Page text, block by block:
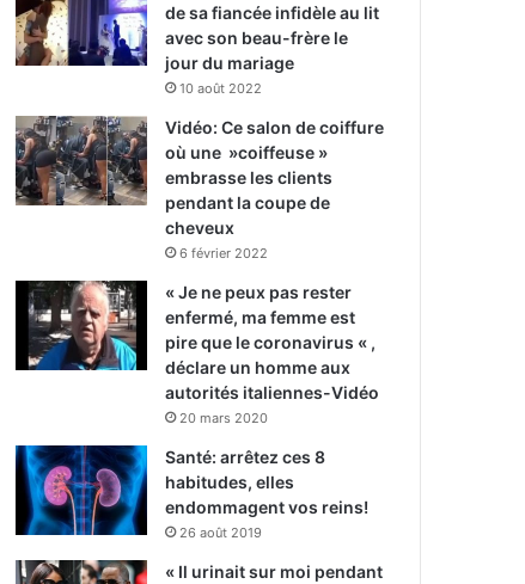
de sa fiancée infidèle au lit
avec son beau-frère le
jour du mariage
10 août 2022
Vidéo: Ce salon de coiffure
où une »coiffeuse »
embrasse les clients
pendant la coupe de
cheveux
6 février 2022
« Je ne peux pas rester
enfermé, ma femme est
pire que le coronavirus « ,
déclare un homme aux
autorités italiennes-Vidéo
20 mars 2020
Santé: arrêtez ces 8
habitudes, elles
endommagent vos reins!
26 août 2019
« Il urinait sur moi pendant